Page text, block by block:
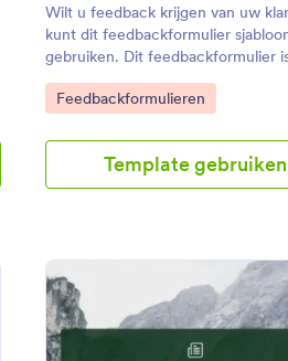
Wilt u feedback krijgen van uw
kunt dit feedbackformulier
gebruiken. Dit feedbackformulier
eenvoudig en gebruiksvriendelijk.
gebruik te maken van dit
klanten het feedbacktype
opmerkingen, suggesties of vragen
feedback beschrijven.
Go to Category:
Feedbackformulieren
Template gebruiken